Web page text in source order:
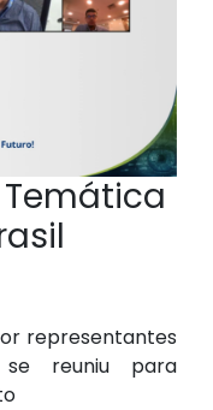
representantes
se reuniu para